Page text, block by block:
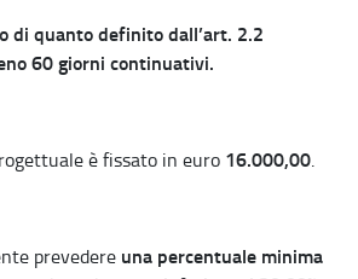
di quanto definito dall’art. 2.2
60 giorni continuativi.
è fissato in euro 16.000,00.
prevedere una percentuale minima